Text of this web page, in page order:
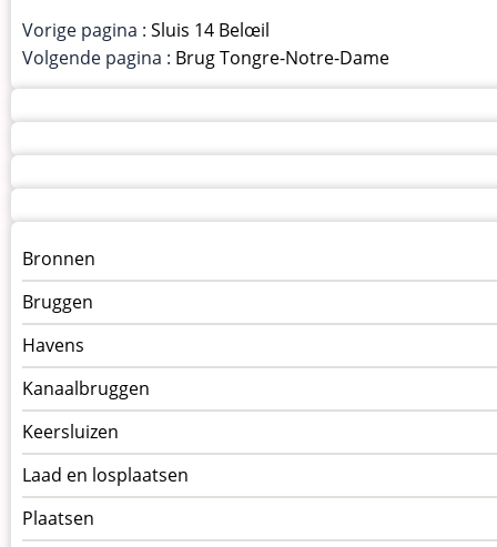
Vorige pagina : Sluis 14 Belœil
Volgende pagina : Brug Tongre-Notre-Dame
Menu
kunstwerken
op
kunstwerkpagina
Bronnen
Bruggen
Havens
Kanaalbruggen
Keersluizen
Laad en losplaatsen
Plaatsen